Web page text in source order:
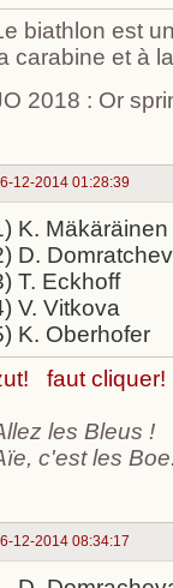
biathlon est
carabine et à
2018 : Or
12-2014 01:28:39
K. Mäkäräinen
D.
T. Eckhoff
V. Vitkova
K. Oberhofer
faut cliquer!
les Bleus !
c'est les
12-2014 08:34:17